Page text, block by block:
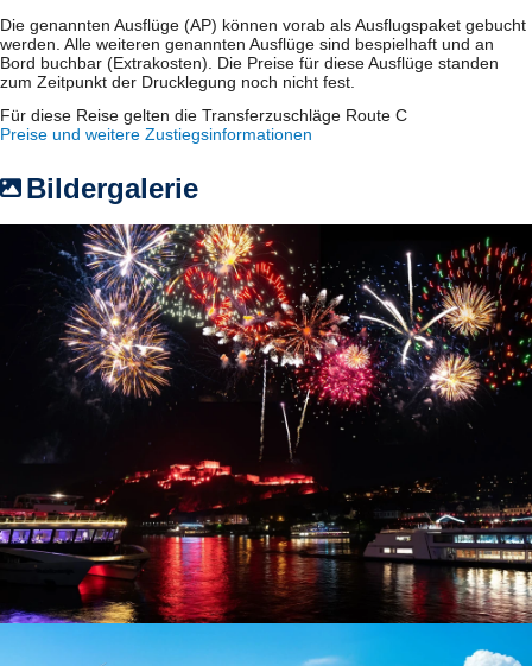
Die genannten Ausflüge (AP) können vorab als Ausflugspaket gebucht
werden. Alle weiteren genannten Ausflüge sind bespielhaft und an
Bord buchbar (Extrakosten). Die Preise für diese Ausflüge standen
zum Zeitpunkt der Drucklegung noch nicht fest.
Für diese Reise gelten die Transferzuschläge Route C
Preise und weitere Zustiegsinformationen
Bildergalerie